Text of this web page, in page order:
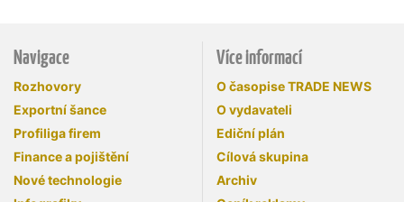
Navigace
Rozhovory
Exportní šance
Profiliga firem
Finance a pojištění
Nové technologie
Více informací
O časopise TRADE NEWS
O vydavateli
Ediční plán
Cílová skupina
Archiv